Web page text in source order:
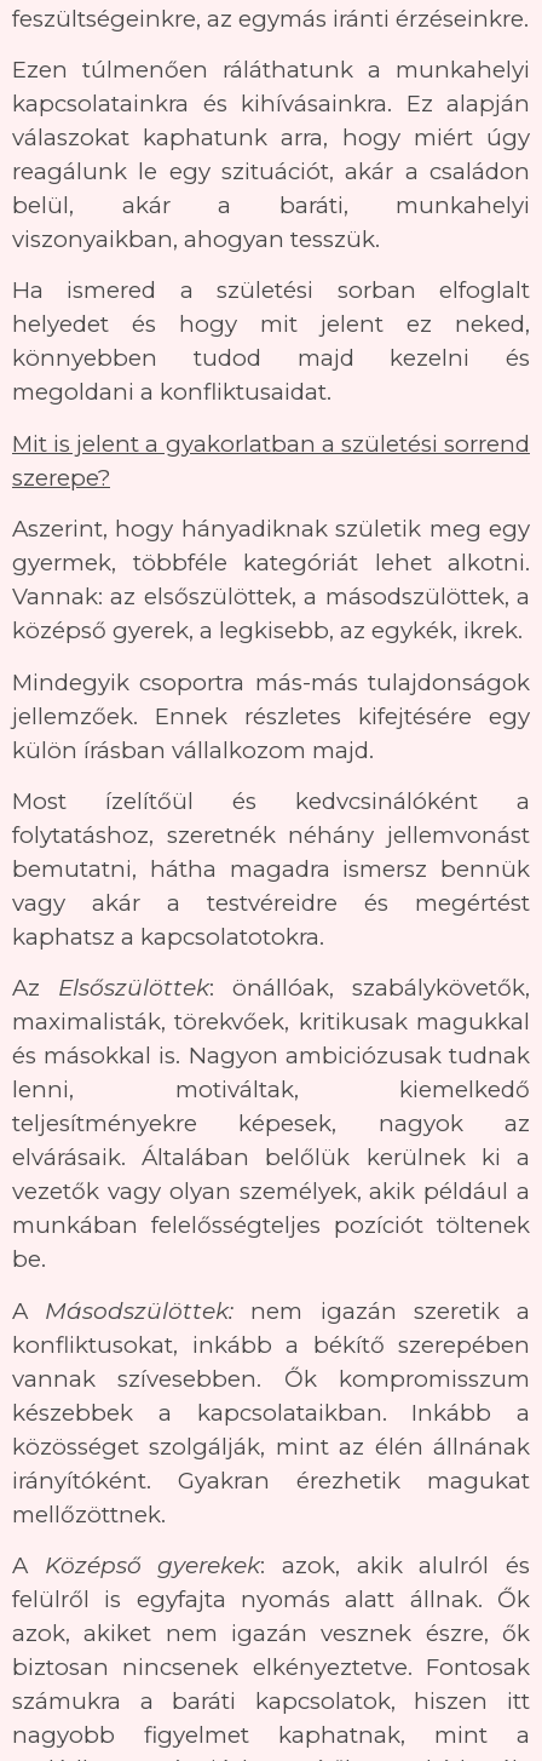
feszültségeinkre, az egymás iránti érzéseinkre.
Ezen túlmenően ráláthatunk a munkahelyi
kapcsolatainkra és kihívásainkra. Ez alapján
válaszokat kaphatunk arra, hogy miért úgy
reagálunk le egy szituációt, akár a családon
belül, akár a baráti, munkahelyi
viszonyaikban, ahogyan tesszük.
Ha ismered a születési sorban elfoglalt
helyedet és hogy mit jelent ez neked,
könnyebben tudod majd kezelni és
megoldani a konfliktusaidat.
Mit is jelent a gyakorlatban a születési sorrend
szerepe?
Aszerint, hogy hányadiknak születik meg egy
gyermek, többféle kategóriát lehet alkotni.
Vannak: az elsőszülöttek, a másodszülöttek, a
középső gyerek, a legkisebb, az egykék, ikrek.
Mindegyik csoportra más-más tulajdonságok
jellemzőek. Ennek részletes kifejtésére egy
külön írásban vállalkozom majd.
Most ízelítőül és kedvcsinálóként a
folytatáshoz, szeretnék néhány jellemvonást
bemutatni, hátha magadra ismersz bennük
vagy akár a testvéreidre és megértést
kaphatsz a kapcsolatotokra.
Az Elsőszülöttek: önállóak, szabálykövetők,
maximalisták, törekvőek, kritikusak magukkal
és másokkal is. Nagyon ambiciózusak tudnak
lenni, motiváltak, kiemelkedő
teljesítményekre képesek, nagyok az
elvárásaik. Általában belőlük kerülnek ki a
vezetők vagy olyan személyek, akik például a
munkában felelősségteljes pozíciót töltenek
be.
A Másodszülöttek: nem igazán szeretik a
konfliktusokat, inkább a békítő szerepében
vannak szívesebben. Ők kompromisszum
készebbek a kapcsolataikban. Inkább a
közösséget szolgálják, mint az élén állnának
irányítóként. Gyakran érezhetik magukat
mellőzöttnek.
A Középső gyerekek: azok, akik alulról és
felülről is egyfajta nyomás alatt állnak. Ők
azok, akiket nem igazán vesznek észre, ők
biztosan nincsenek elkényeztetve. Fontosak
számukra a baráti kapcsolatok, hiszen itt
nagyobb figyelmet kaphatnak, mint a